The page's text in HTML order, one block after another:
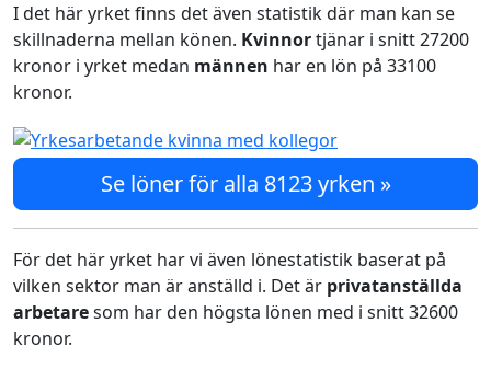
I det här yrket finns det även statistik där man kan se
skillnaderna mellan könen. Kvinnortjänar i snitt 27200
kronor i yrket medan männen har en lön på 33100
kronor.
Se löner för alla 8123 yrken »
För det här yrket har vi även lönestatistik baserat på
vilken sektor man är anställd i. Det är privatanställda
arbetaresom har den högsta lönen med i snitt 32600
kronor.